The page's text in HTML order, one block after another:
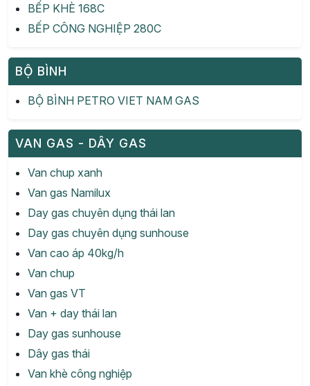
BẾP KHÈ 168C
BẾP CÔNG NGHIỆP 280C
BỘ BÌNH
BỘ BÌNH PETRO VIET NAM GAS
VAN GAS - DÂY GAS
Van chup xanh
Van gas Namilux
Day gas chuyên dụng thái lan
Day gas chuyên dụng sunhouse
Van cao áp 40kg/h
Van chup
Van gas VT
Van + day thái lan
Day gas sunhouse
Dây gas thái
Van khè công nghiệp